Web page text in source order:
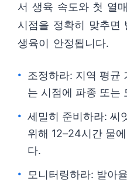
서 생육 속도와 첫 열
시점을 정확히 맞추면
생육이 안정됩니다.
조정하라: 지역 평균
는 시점에 파종 또는
세밀히 준비하라: 씨
위해 12–24시간 물
다.
모니터링하라: 발아